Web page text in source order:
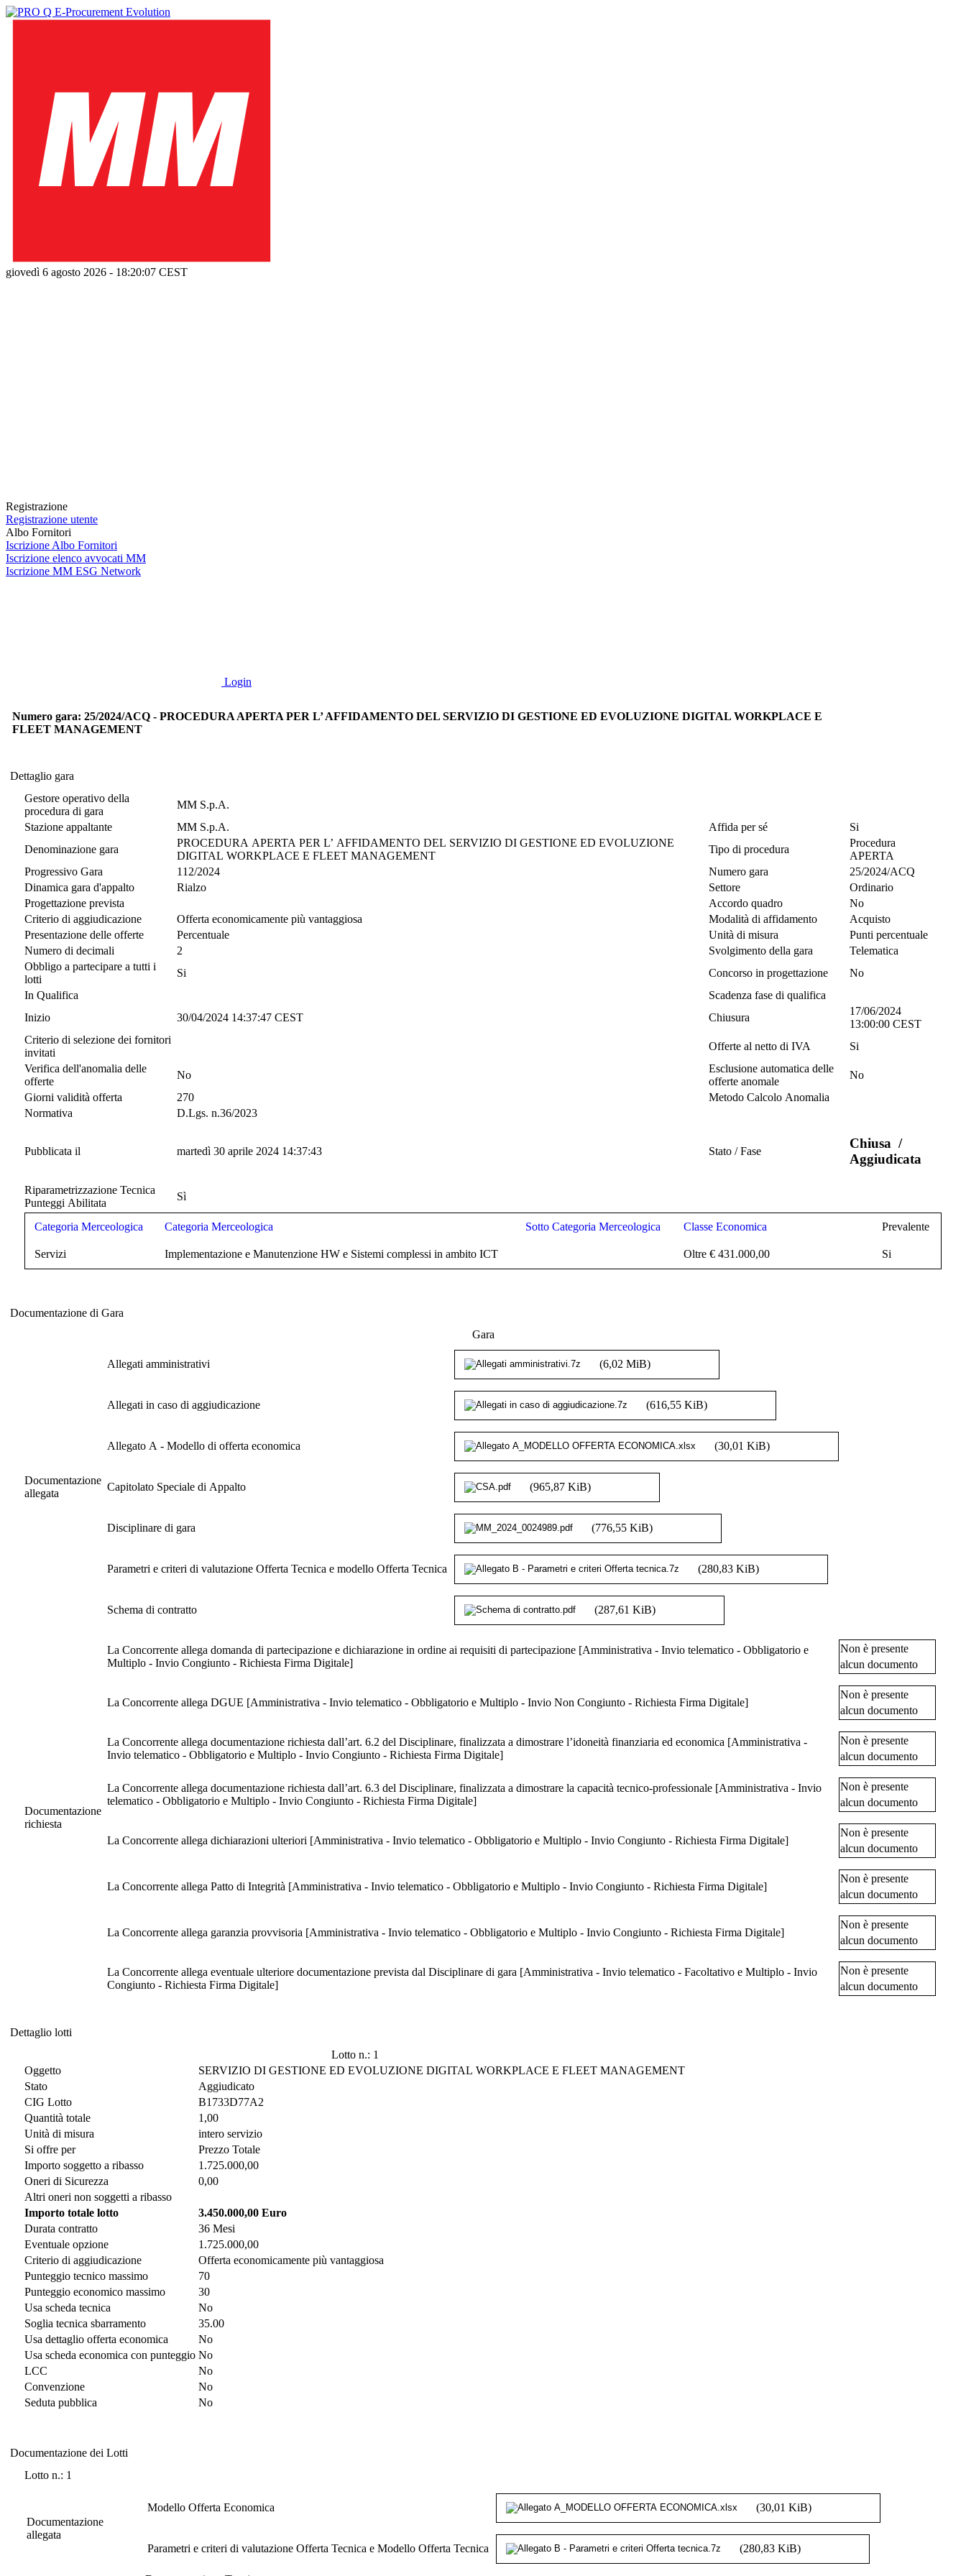
giovedì 6 agosto 2026 - 18:20:08 CEST
Registrazione
Registrazione utente
Albo Fornitori
Iscrizione Albo Fornitori
Iscrizione elenco avvocati MM
Iscrizione MM ESG Network
Login
Numero gara: 25/2024/ACQ - PROCEDURA APERTA PER L’ AFFIDAMENTO DEL SERVIZIO DI GESTIONE ED EVOLUZIONE DIGITAL WORKPLACE E
FLEET MANAGEMENT
Dettaglio gara
Gestore operativo della
procedura di gara
MM S.p.A.
Stazione appaltante
MM S.p.A. Affida per sé
Si
Denominazione gara
PROCEDURA APERTA PER L’ AFFIDAMENTO DEL SERVIZIO DI GESTIONE ED EVOLUZIONE
DIGITAL WORKPLACE E FLEET MANAGEMENT
Tipo di procedura
Procedura
APERTA
Progressivo Gara
112/2024 Numero gara
25/2024/ACQ
Dinamica gara d'appalto
Rialzo Settore
Ordinario
Progettazione prevista
Accordo quadro
No
Criterio di aggiudicazione
Offerta economicamente più vantaggiosa Modalità di affidamento
Acquisto
Presentazione delle offerte
Percentuale Unità di misura
Punti percentuale
Numero di decimali
2 Svolgimento della gara
Telematica
Obbligo a partecipare a tutti i
lotti
Si Concorso in progettazione
No
In Qualifica
Scadenza fase di qualifica
Inizio
30/04/2024 14:37:47 CEST Chiusura
17/06/2024
13:00:00 CEST
Criterio di selezione dei fornitori
invitati
Offerte al netto di IVA
Si
Verifica dell'anomalia delle
offerte
No
Esclusione automatica delle
offerte anomale
No
Giorni validità offerta
270
Metodo Calcolo Anomalia
Normativa
D.Lgs. n.36/2023
Pubblicata il martedì 30 aprile 2024 14:37:43 Stato / Fase Chiusa /
Aggiudicata
Riparametrizzazione Tecnica
Punteggi Abilitata
Sì
Categoria Merceologica Categoria Merceologica Sotto Categoria Merceologica Classe Economica Prevalente
Servizi Implementazione e Manutenzione HW e Sistemi complessi in ambito ICT Oltre € 431.000,00 Si
Documentazione di Gara
Gara
Documentazione
allegata
Allegati amministrativi (6,02 MiB)
Allegati in caso di aggiudicazione (616,55 KiB)
Allegato A - Modello di offerta economica (30,01 KiB)
Capitolato Speciale di Appalto (965,87 KiB)
Disciplinare di gara (776,55 KiB)
Parametri e criteri di valutazione Offerta Tecnica e modello Offerta Tecnica (280,83 KiB)
Schema di contratto (287,61 KiB)
Documentazione
richiesta
La Concorrente allega domanda di partecipazione e dichiarazione in ordine ai requisiti di partecipazione [Amministrativa - Invio telematico - Obbligatorio e
Multiplo - Invio Congiunto - Richiesta Firma Digitale]
Non è presente
alcun documento
La Concorrente allega DGUE [Amministrativa - Invio telematico - Obbligatorio e Multiplo - Invio Non Congiunto - Richiesta Firma Digitale]
Non è presente
alcun documento
La Concorrente allega documentazione richiesta dall’art. 6.2 del Disciplinare, finalizzata a dimostrare l’idoneità finanziaria ed economica [Amministrativa -
Invio telematico - Obbligatorio e Multiplo - Invio Congiunto - Richiesta Firma Digitale]
Non è presente
alcun documento
La Concorrente allega documentazione richiesta dall’art. 6.3 del Disciplinare, finalizzata a dimostrare la capacità tecnico-professionale [Amministrativa - Invio
telematico - Obbligatorio e Multiplo - Invio Congiunto - Richiesta Firma Digitale]
Non è presente
alcun documento
La Concorrente allega dichiarazioni ulteriori [Amministrativa - Invio telematico - Obbligatorio e Multiplo - Invio Congiunto - Richiesta Firma Digitale]
Non è presente
alcun documento
La Concorrente allega Patto di Integrità [Amministrativa - Invio telematico - Obbligatorio e Multiplo - Invio Congiunto - Richiesta Firma Digitale]
Non è presente
alcun documento
La Concorrente allega garanzia provvisoria [Amministrativa - Invio telematico - Obbligatorio e Multiplo - Invio Congiunto - Richiesta Firma Digitale]
Non è presente
alcun documento
La Concorrente allega eventuale ulteriore documentazione prevista dal Disciplinare di gara [Amministrativa - Invio telematico - Facoltativo e Multiplo - Invio
Congiunto - Richiesta Firma Digitale]
Non è presente
alcun documento
Dettaglio lotti
Lotto n.: 1
Oggetto
SERVIZIO DI GESTIONE ED EVOLUZIONE DIGITAL WORKPLACE E FLEET MANAGEMENT
Stato
Aggiudicato
CIG Lotto
B1733D77A2
Quantità totale
1,00
Unità di misura
intero servizio
Si offre per
Prezzo Totale
Importo soggetto a ribasso
1.725.000,00
Oneri di Sicurezza
0,00
Altri oneri non soggetti a ribasso
Importo totale lotto
3.450.000,00 Euro
Durata contratto
36 Mesi
Eventuale opzione
1.725.000,00
Criterio di aggiudicazione
Offerta economicamente più vantaggiosa
Punteggio tecnico massimo
70
Punteggio economico massimo
30
Usa scheda tecnica
No
Soglia tecnica sbarramento
35.00
Usa dettaglio offerta economica
No
Usa scheda economica con punteggio No
LCC
No
Convenzione
No
Seduta pubblica
No
Documentazione dei Lotti
Lotto n.: 1
Documentazione
allegata
Modello Offerta Economica (30,01 KiB)
Parametri e criteri di valutazione Offerta Tecnica e Modello Offerta Tecnica (280,83 KiB)